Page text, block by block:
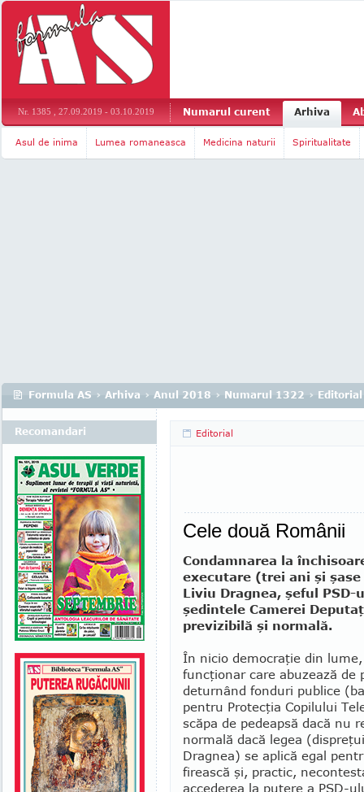
Nr. 1385 , 27.09.2019 - 03.10.2019 Numarul curent Arhiva
Asul de inima Lumea romaneasca Medicina naturii Spiritualitate
Formula AS › Arhiva › Anul 2018 › Numarul 1322 › Editorial
Editorial
Cele două Românii
Condamnarea la
executare (trei ani şi
Liviu Dragnea, şeful
şedintele Camerei
previzibilă şi normală.
În nicio democraţie din
funcţionar care abuzează de
deturnând fonduri publice
pentru Protecţia Copilului
scăpa de pedeapsă dacă nu
nor­mală dacă legea
Dragnea) se aplică egal
firească şi, practic,
accederea la putere a PSD-
Recomandari